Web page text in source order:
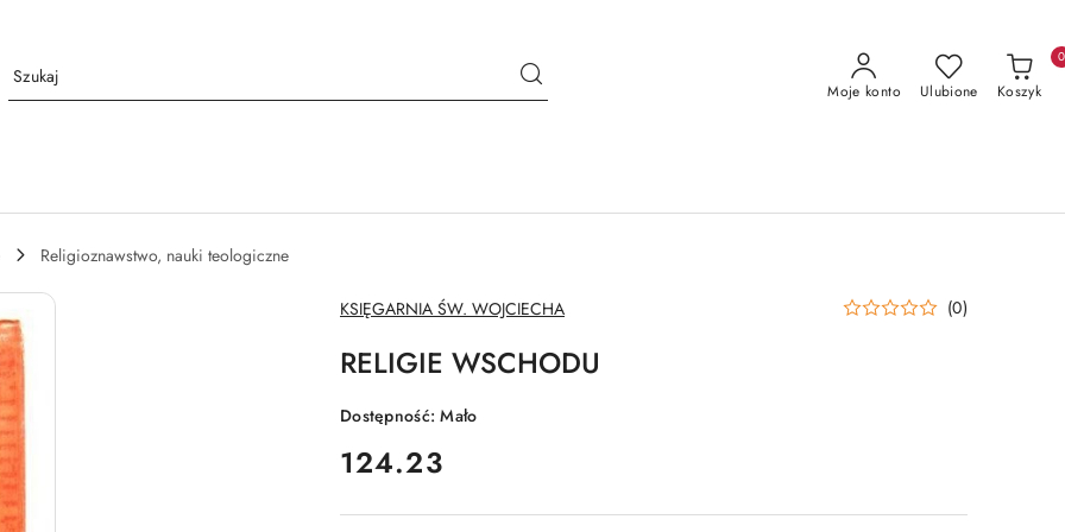
Moje konto Ulubione Koszyk
0
Religioznawstwo, nauki teologiczne
NAZWA
PRODUCENTA:
KSIĘGARNIA ŚW. WOJCIECHA (0)
RELIGIE WSCHODU
Dostępność:Mało
cena:
124.23